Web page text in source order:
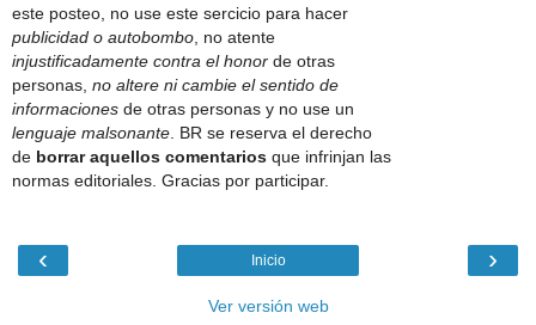
este posteo, no use este sercicio para hacer
publicidad o autobombo , no atente
injustificadamente contra el honor de otras
personas, no altere ni cambie el sentido de
informaciones de otras personas y no use un
lenguaje malsonante . BR se reserva el derecho
de borrar aquellos comentarios que infrinjan las
normas editoriales. Gracias por participar.
‹ ›
Inicio
Ver versión web